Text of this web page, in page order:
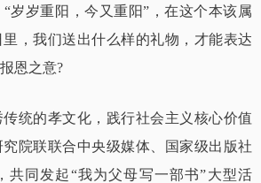
岁岁重阳，今又重阳”，在这个本该属
，我们送出什么样的礼物，才能表达
恩之意?
的孝文化，践行社会主义核心价值
院联联合中央级媒体、国家级出版社
共同发起“我为父母写一部书”大型活